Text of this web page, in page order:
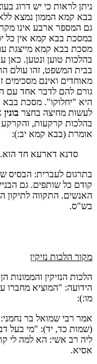
ניתן לראות כי יש דרוג
בבא קמא הממון נמצא
גם המספר ארבע אינו
במסכת בבא קמא אין כל
מסכת בבא קמא מייצגת
בהלכות טוען ונטען. כאן
בבית המשפט, זהו עולם
מאוחדים ואינם
גורם להם לדבר אחד עם
היא "יחלוקו". מסכת
לעשות מחיצה בחצר בונין
בהלכות קרקעות,
אומרת (בבא קמא יב:):
סדנא דארעא חד הוא.
בתרגום לעברית: הבסיס
קודם כל שותפים. גם
האנשים. התקווה לתיקון
בש"ס.
מקור הלכות נזיקין
הלכות הנזיקין והממונות
הידועה: "המוציא מחברו
מו:):
אמר רבי שמואל בר
(שמות כד, יד): "מי בעל
ליה רב אשי: הא למה לי
אסיא.